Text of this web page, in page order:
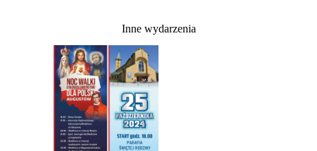
Inne wydarzenia